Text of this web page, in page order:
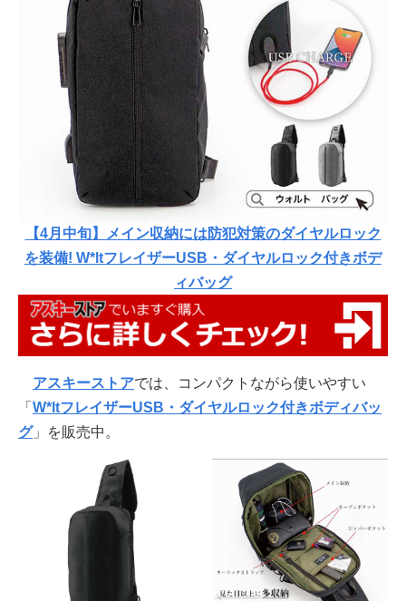
【4月中旬】メイン収納には防犯対策のダイヤルロック
を装備! W*ltフレイザーUSB・ダイヤルロック付きボデ
ィバッグ
アスキーストアでは、コンパクトながら使いやすい
「 W*ltフレイザーUSB・ダイヤルロック付きボディバッ
グ」を販売中。